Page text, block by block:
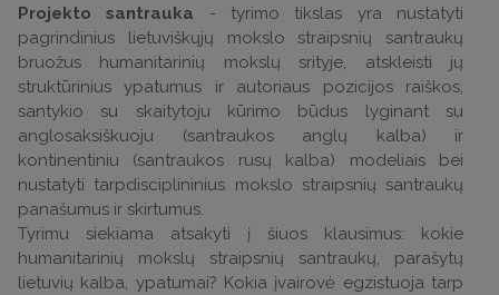
Projekto santrauka - tyrimo tikslas yra nustatyti
pagrindinius lietuviškųjų mokslo straipsnių santraukų
bruožus humanitarinių mokslų srityje, atskleisti jų
struktūrinius ypatumus ir autoriaus pozicijos raiškos,
santykio su skaitytoju kūrimo būdus lyginant su
anglosaksiškuoju (santraukos anglų kalba) ir
kontinentiniu (santraukos rusų kalba) modeliais bei
nustatyti tarpdisciplininius mokslo straipsnių santraukų
panašumus ir skirtumus.
Tyrimu siekiama atsakyti į šiuos klausimus: kokie
humanitarinių mokslų straipsnių santraukų, parašytų
lietuvių kalba, ypatumai? Kokia įvairovė egzistuoja tarp